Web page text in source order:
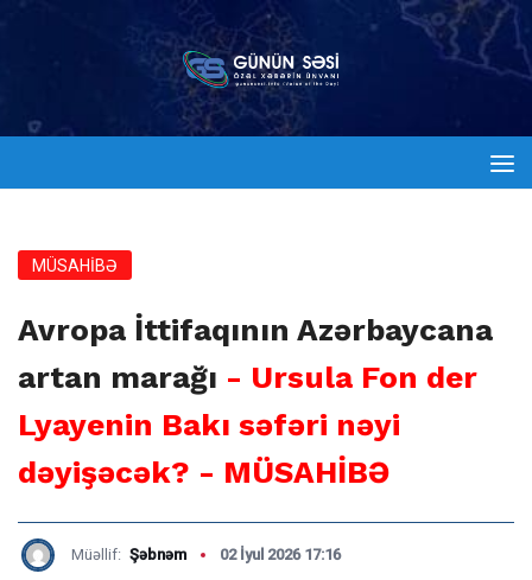
MÜSAHİBƏ
Avropa İttifaqının Azərbaycana
artan marağı - Ursula Fon der
Lyayenin Bakı səfəri nəyi
dəyişəcək? - MÜSAHİBƏ
Müəllif: Şəbnəm 02 İyul 2026 17:16